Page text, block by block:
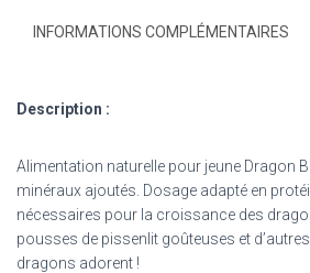
INFORMATIONS COMPLÉMENTAIRES
Description :
Alimentation naturelle pour jeune Dragon
minéraux ajoutés. Dosage adapté en
nécessaires pour la croissance des
pousses de pissenlit goûteuses et
dragons adorent !